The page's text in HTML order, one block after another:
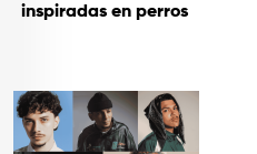
inspiradas en perros